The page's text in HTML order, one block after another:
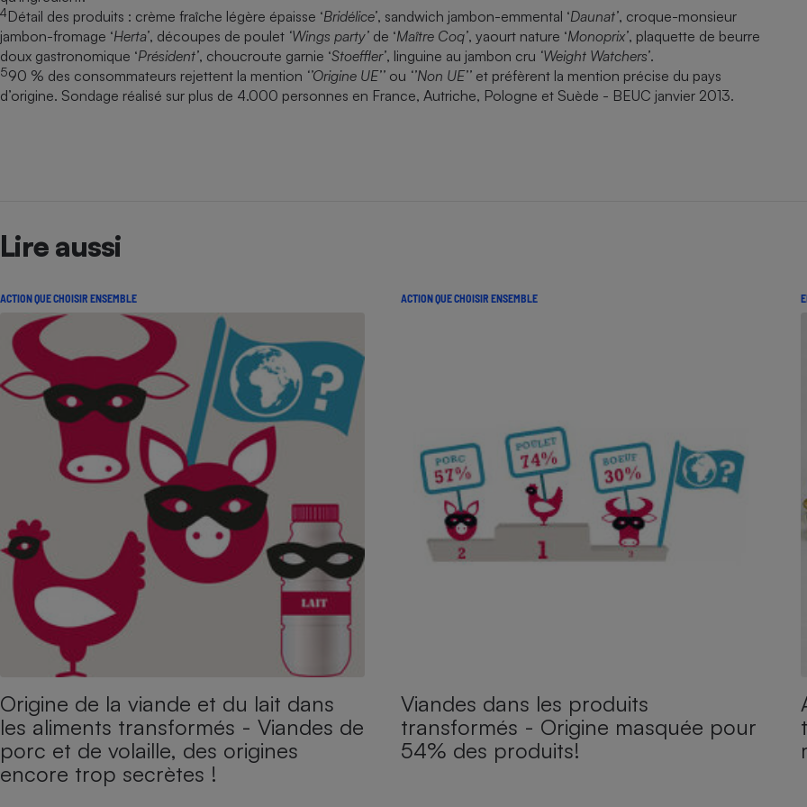
4Détail des produits : crème fraîche légère épaisse ‘Bridélice’, sandwich jambon-emmental ‘Daunat’, croque-monsieur
jambon-fromage ‘Herta’, découpes de poulet ‘Wings party’ de ‘Maître Coq’, yaourt nature ‘Monoprix’, plaquette de beurre
doux gastronomique ‘Président’, choucroute garnie ‘Stoeffler’, linguine au jambon cru ‘Weight Watchers’.
590 % des consommateurs rejettent la mention ‘’Origine UE’’ ou ‘’Non UE’’ et préfèrent la mention précise du pays
d’origine. Sondage réalisé sur plus de 4.000 personnes en France, Autriche, Pologne et Suède - BEUC janvier 2013.
Lire aussi
ACTION QUE CHOISIR ENSEMBLE
Origine de la viande et du lait dans
les aliments transformés - Viandes de
porc et de volaille, des origines
encore trop secrètes !
ACTION QUE CHOISIR ENSEMBLE
Viandes dans les produits
transformés - Origine masquée pour
54% des produits!